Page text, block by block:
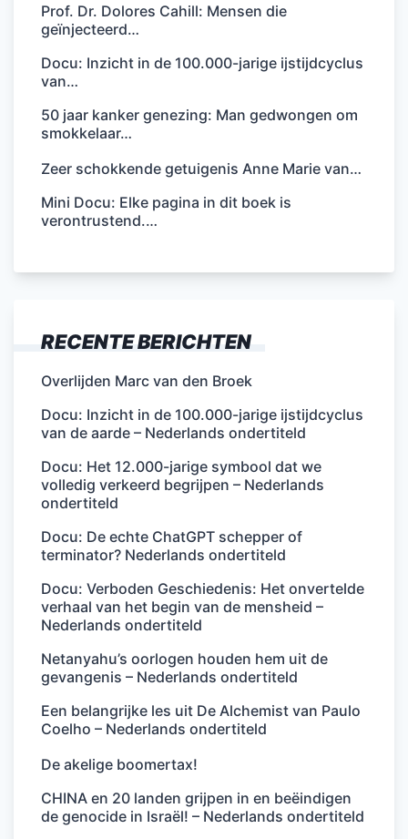
Prof. Dr. Dolores Cahill: Mensen die
geïnjecteerd…
Docu: Inzicht in de 100.000-jarige ijstijdcyclus
van…
50 jaar kanker genezing: Man gedwongen om
smokkelaar…
Zeer schokkende getuigenis Anne Marie van…
Mini Docu: Elke pagina in dit boek is
verontrustend.…
RECENTE BERICHTEN
Overlijden Marc van den Broek
Docu: Inzicht in de 100.000-jarige ijstijdcyclus
van de aarde – Nederlands ondertiteld
Docu: Het 12.000-jarige symbool dat we
volledig verkeerd begrijpen – Nederlands
ondertiteld
Docu: De echte ChatGPT schepper of
terminator? Nederlands ondertiteld
Docu: Verboden Geschiedenis: Het onvertelde
verhaal van het begin van de mensheid –
Nederlands ondertiteld
Netanyahu’s oorlogen houden hem uit de
gevangenis – Nederlands ondertiteld
Een belangrijke les uit De Alchemist van Paulo
Coelho – Nederlands ondertiteld
De akelige boomertax!
CHINA en 20 landen grijpen in en beëindigen
de genocide in Israël! – Nederlands ondertiteld